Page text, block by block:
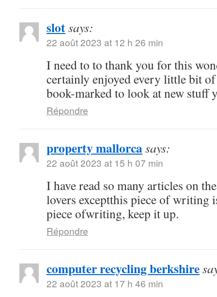
slotsays:
22 août 2023 at 12 h 26 min
I need to to thank you for this
certainly enjoyed every little bit
book-marked to look at new stuff
Répondre
property mallorcasays:
22 août 2023 at 15 h 07 min
I have read so many articles on
lovers exceptthis piece of writing
piece ofwriting, keep it up.
Répondre
computer recycling berkshire
22 août 2023 at 17 h 46 min